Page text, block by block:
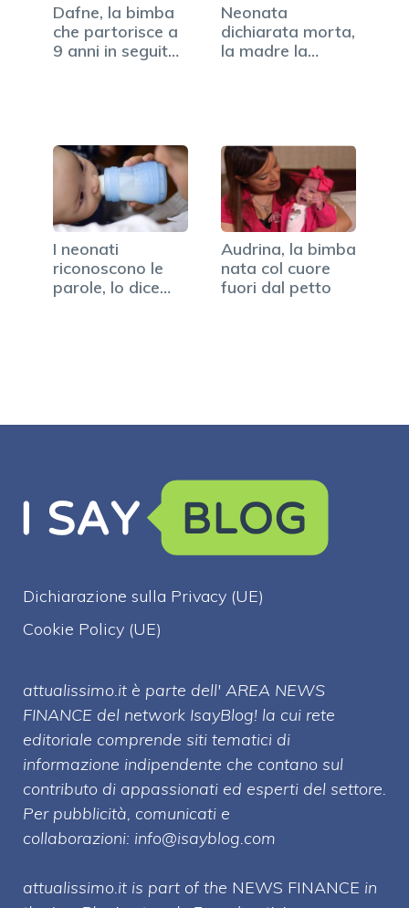
Dafne, la bimba
che partorisce a
9 anni in seguito
Neonata
dichiarata morta,
la madre la
I neonati
riconoscono le
parole, lo dice
Audrina, la bimba
nata col cuore
fuori dal petto
Dichiarazione sulla Privacy (UE)
Cookie Policy (UE)
attualissimo.it è parte dell' AREA NEWS
FINANCE del network IsayBlog! la cui rete
editoriale comprende siti tematici di
informazione indipendente che contano sul
contributo di appassionati ed esperti del settore.
Per pubblicità, comunicati e
collaborazioni: info@isayblog.com
attualissimo.it is part of the NEWS FINANCE in